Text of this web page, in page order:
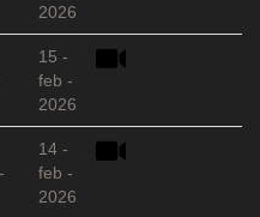
2026
15 -
feb -
2026
14 -
feb -
2026